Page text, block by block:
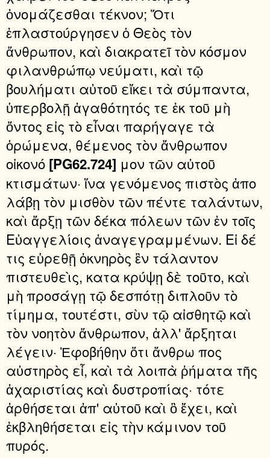
ὀνομάζεσθαι τέκνον; Ὅτι
ἐπλαστούργησεν ὁ Θεὸς τὸν
ἄνθρωπον, καὶ διακρατεῖ τὸν κόσμον
φιλανθρώπῳ νεύματι, καὶ τῷ
βουλήματι αὐτοῦ εἴκει τὰ σύμπαντα,
ὑπερβολῇ ἀγαθότητός τε ἐκ τοῦ μὴ
ὄντος εἰς τὸ εἶναι παρήγαγε τὰ
ὁρώμενα, θέμενος τὸν ἄνθρωπον
οἰκονό [PG62.724] μον τῶν αὐτοῦ
κτισμάτων· ἵνα γενόμενος πιστὸς ἀπο
λάβῃ τὸν μισθὸν τῶν πέντε ταλάντων,
καὶ ἄρξῃ τῶν δέκα πόλεων τῶν ἐν τοῖς
Εὐαγγελίοις ἀναγεγραμμένων. Εἰ δέ
τις εὑρεθῇ ὀκνηρὸς ἓν τάλαντον
πιστευθεὶς, κατα κρύψῃ δὲ τοῦτο, καὶ
μὴ προσάγῃ τῷ δεσπότῃ διπλοῦν τὸ
τίμημα, τουτέστι, σὺν τῷ αἰσθητῷ καὶ
τὸν νοητὸν ἄνθρωπον, ἀλλ' ἄρξηται
λέγειν· Ἐφοβήθην ὅτι ἄνθρω πος
αὐστηρὸς εἶ, καὶ τὰ λοιπὰ ῥήματα τῆς
ἀχαριστίας καὶ δυστροπίας· τότε
ἀρθήσεται ἀπ' αὐτοῦ καὶ ὃ ἔχει, καὶ
ἐκβληθήσεται εἰς τὴν κάμινον τοῦ
πυρός.